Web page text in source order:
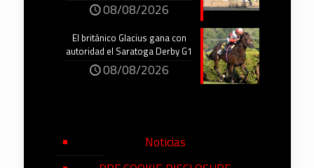
08/08/2026
El británico Glacius gana con
autoridad el Saratoga Derby G1
08/08/2026
Noticias